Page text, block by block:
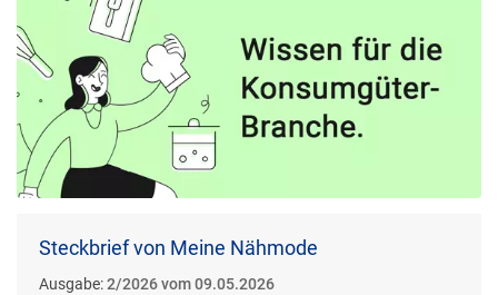
Steckbrief von Meine Nähmode
Ausgabe:2/2026 vom 09.05.2026